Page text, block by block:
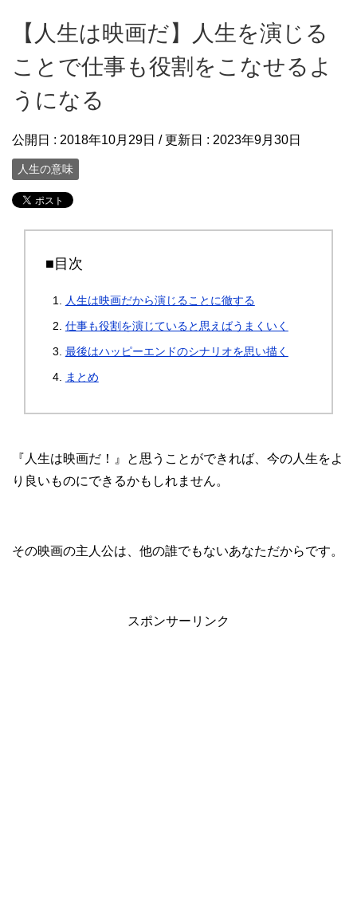
【人生は映画だ】人生を演じる
ことで仕事も役割をこなせるよ
うになる
公開日 : 2018年10月29日 / 更新日 : 2023年9月30日
人生の意味
■目次
人生は映画だから演じることに徹する
仕事も役割を演じていると思えばうまくいく
最後はハッピーエンドのシナリオを思い描く
まとめ
『人生は映画だ！』と思うことができれば、今の人生をよ
り良いものにできるかもしれません。
その映画の主人公は、他の誰でもないあなただからです。
スポンサーリンク